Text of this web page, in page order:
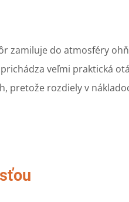
zamiluje do atmosféry
veľmi praktická
pretože rozdiely v